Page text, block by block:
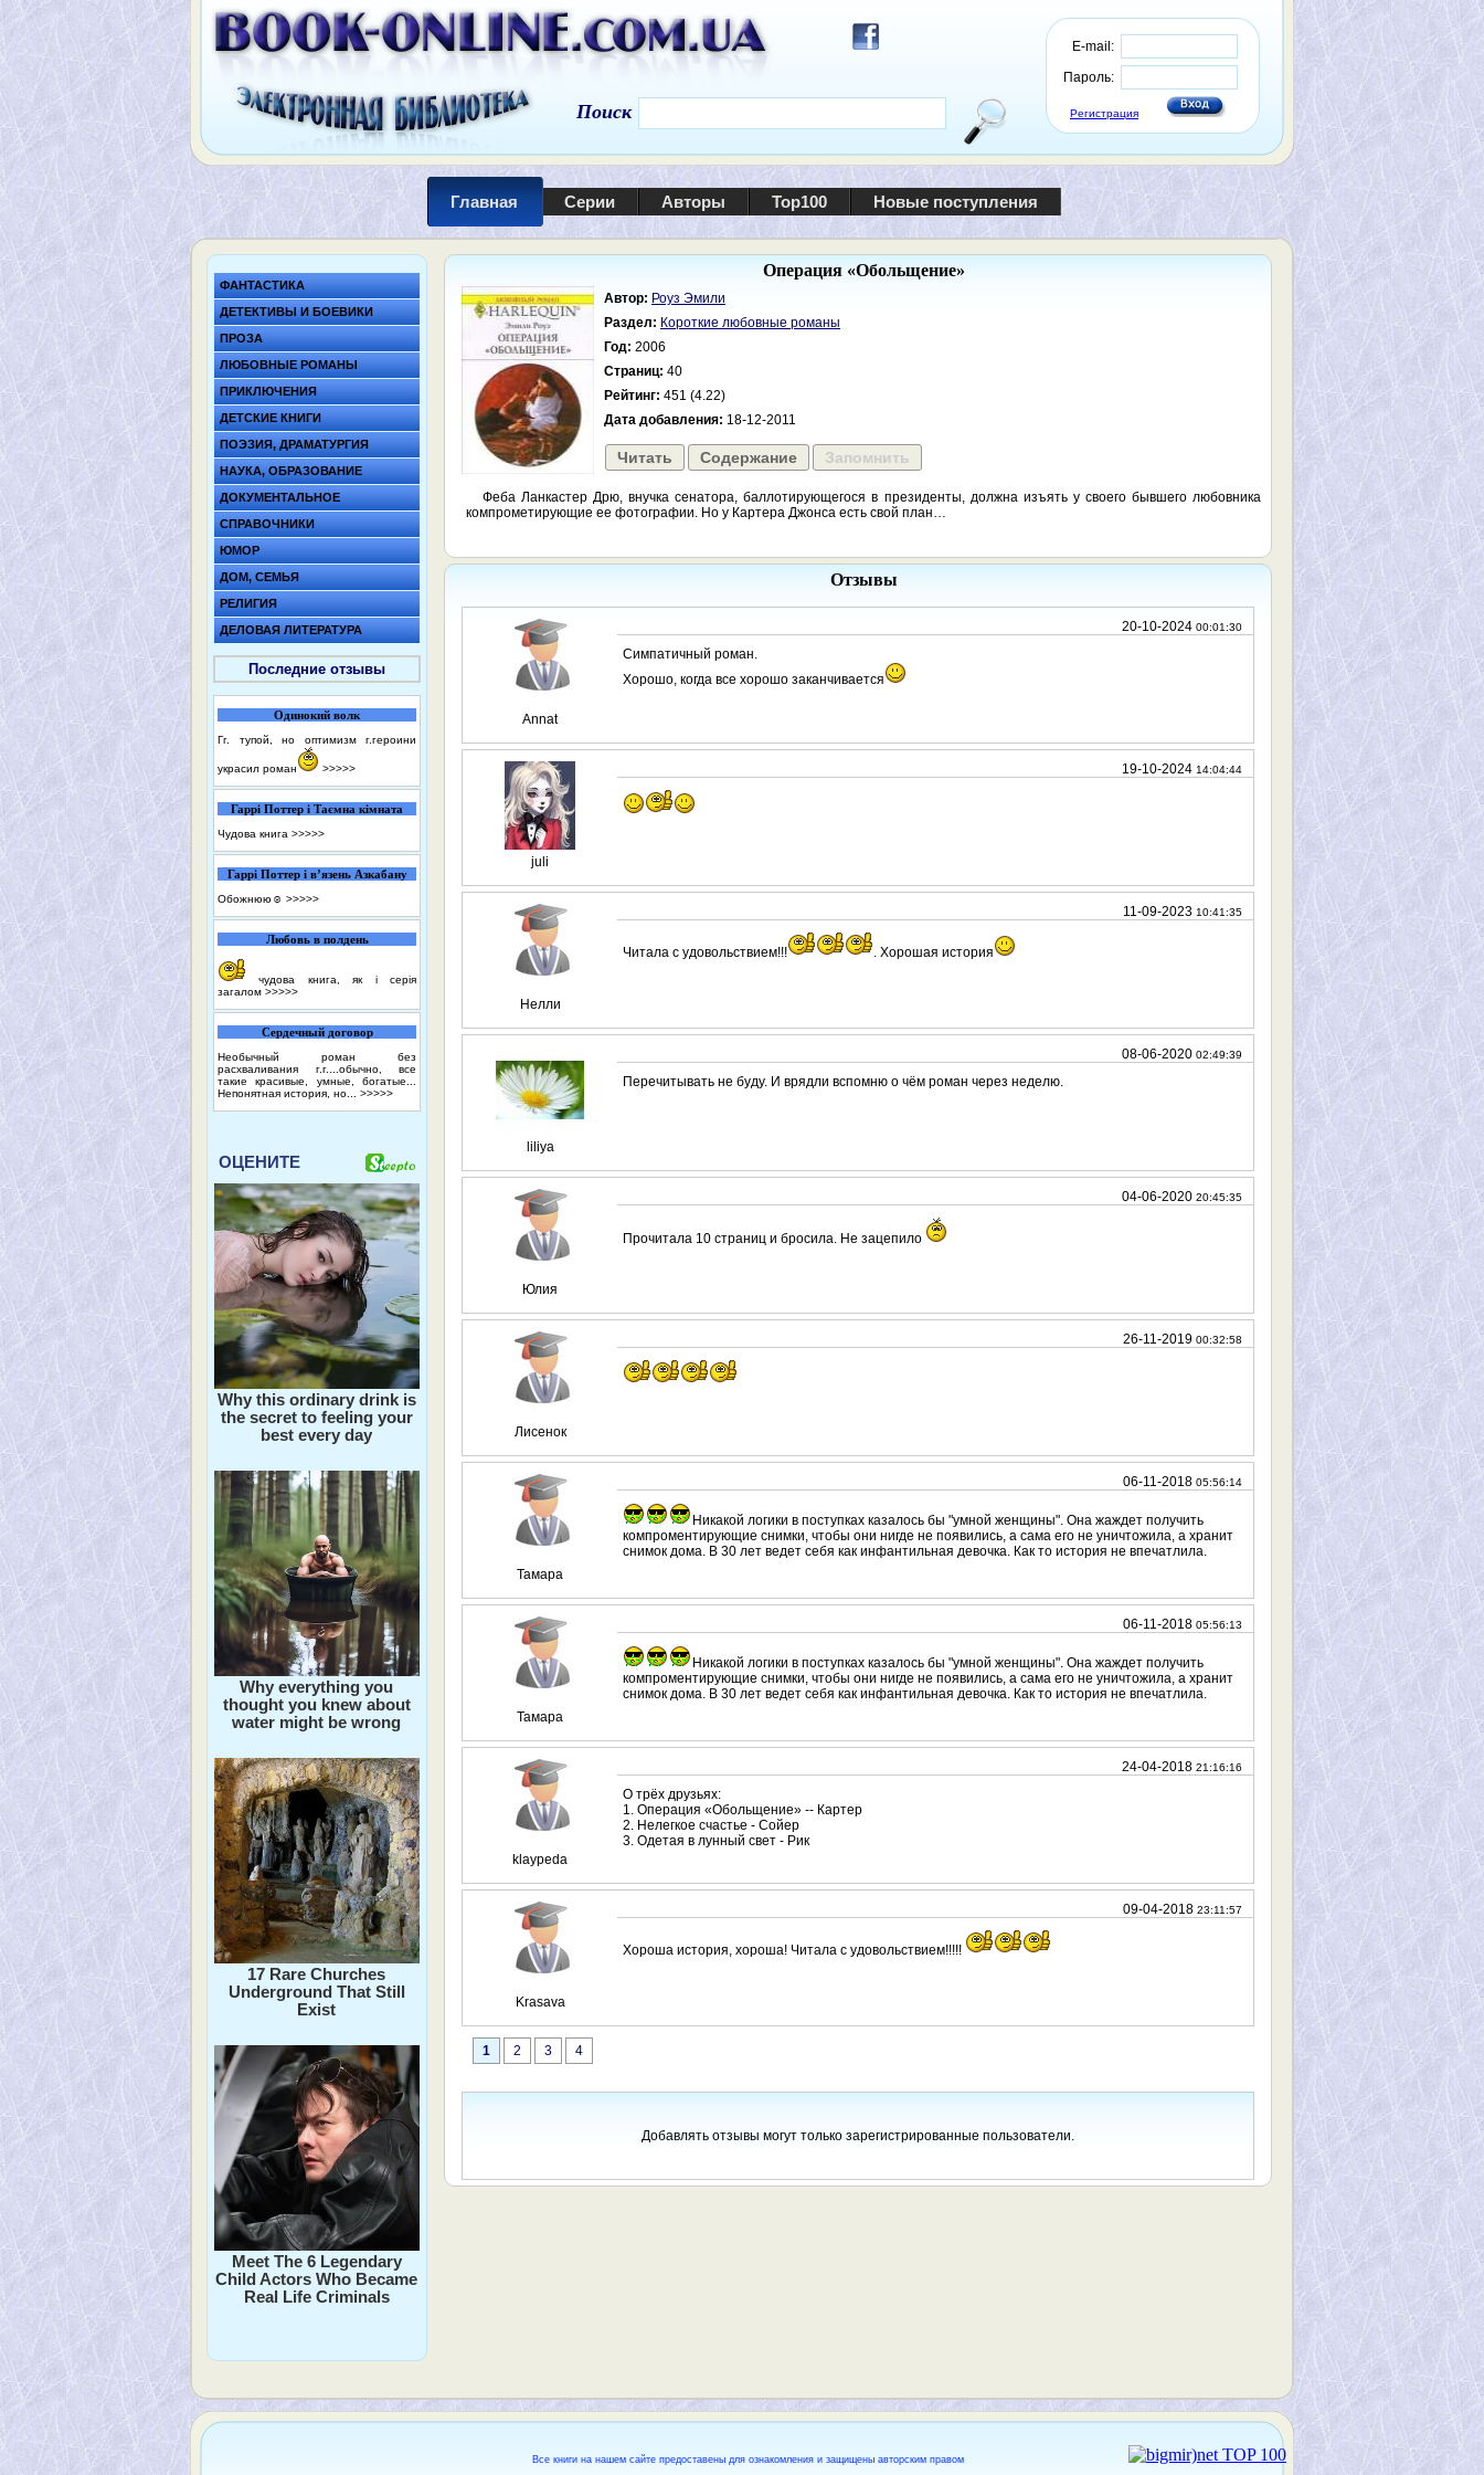
E-mail:
Пароль:
Регистрация
Поиск
Главная Серии Авторы Top100 Новые поступления
ФАНТАСТИКА
ДЕТЕКТИВЫ И БОЕВИКИ
ПРОЗА
ЛЮБОВНЫЕ РОМАНЫ
ПРИКЛЮЧЕНИЯ
ДЕТСКИЕ КНИГИ
ПОЭЗИЯ, ДРАМАТУРГИЯ
НАУКА, ОБРАЗОВАНИЕ
ДОКУМЕНТАЛЬНОЕ
СПРАВОЧНИКИ
ЮМОР
ДОМ, СЕМЬЯ
РЕЛИГИЯ
ДЕЛОВАЯ ЛИТЕРАТУРА
Последние отзывы
Одинокий волк
Гг. тупой, но оптимизм г.героини
украсил роман >>>>>
Гаррі Поттер і Таємна кімната
Чудова книга >>>>>
Гаррі Поттер і в’язень Азкабану
Обожнюю☺️ >>>>>
Любовь в полдень
чудова книга, як і серія
загалом >>>>>
Сердечный договор
Необычный роман без
расхваливания г.г....обычно, все
такие красивые, умные, богатые...
Непонятная история, но... >>>>>
ОЦЕНИТЕ
Why this ordinary drink is
the secret to feeling your
best every day
Why everything you
thought you knew about
water might be wrong
17 Rare Churches
Underground That Still
Exist
Meet The 6 Legendary
Child Actors Who Became
Real Life Criminals
Операция «Обольщение»
Автор: Роуз Эмили
Раздел: Короткие любовные романы
Год: 2006
Страниц: 40
Рейтинг: 451 (4.22)
Дата добавления: 18-12-2011
Читать Содержание Запомнить
Феба Ланкастер Дрю, внучка сенатора, баллотирующегося в президенты, должна изъять у своего бывшего любовника
компрометирующие ее фотографии. Но у Картера Джонса есть свой план…
Отзывы
Annat
20-10-2024 00:01:30
Симпатичный роман.
Хорошо, когда все хорошо заканчивается
juli
19-10-2024 14:04:44
Нелли
11-09-2023 10:41:35
Читала с удовольствием!!! . Хорошая история
liliya
08-06-2020 02:49:39
Перечитывать не буду. И врядли вспомню о чём роман через неделю.
Юлия
04-06-2020 20:45:35
Прочитала 10 страниц и бросила. Не зацепило
Лисенок
26-11-2019 00:32:58
Тамара
06-11-2018 05:56:14
Никакой логики в поступках казалось бы "умной женщины". Она жаждет получить
компроментирующие снимки, чтобы они нигде не появились, а сама его не уничтожила, а хранит
снимок дома. В 30 лет ведет себя как инфантильная девочка. Как то история не впечатлила.
Тамара
06-11-2018 05:56:13
Никакой логики в поступках казалось бы "умной женщины". Она жаждет получить
компроментирующие снимки, чтобы они нигде не появились, а сама его не уничтожила, а хранит
снимок дома. В 30 лет ведет себя как инфантильная девочка. Как то история не впечатлила.
klaypeda
24-04-2018 21:16:16
О трёх друзьях:
1. Операция «Обольщение» -- Картер
2. Нелегкое счастье - Сойер
3. Одетая в лунный свет - Рик
Krasava
09-04-2018 23:11:57
Хороша история, хороша! Читала с удовольствием!!!!!
1 2 3 4
Добавлять отзывы могут только зарегистрированные пользователи.
Все книги на нашем сайте предоставены для ознакомления и защищены авторским правом